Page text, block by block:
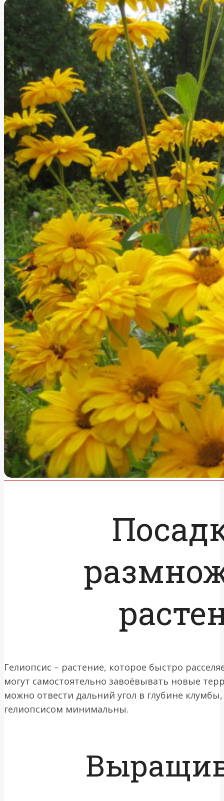
Гелиопсис – растение, которое быстро
могут самостоятельно завоёвывать новые
можно отвести дальний угол в глубине клумбы,
гелиопсисом минимальны.